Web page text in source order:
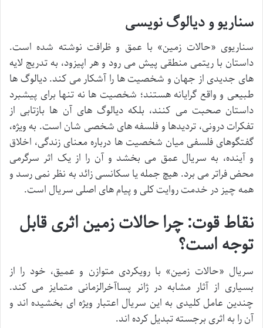
سناریو و دیالوگ نویسی
سناریوی «حالات زمین» با عمق و ظرافت نوشته شده است.
داستان با ریتمی منطقی پیش می رود و هر اپیزود، به تدریج لایه
های جدیدی از جهان و شخصیت ها را آشکار می کند. دیالوگ ها
طبیعی و واقع گرایانه هستند؛ شخصیت ها نه تنها برای پیشبرد
داستان صحبت می کنند، بلکه دیالوگ های آن ها بازتابی از
تفکرات درونی، تردیدها و فلسفه های شخصی شان است. به ویژه،
گفتگوهای فلسفی میان شخصیت ها درباره معنای زندگی، اخلاق
و آینده، به سریال عمق می بخشد و آن را از یک اثر سرگرمی
محض فراتر می برد. هیچ جمله یا سکانسی زائد به نظر نمی رسد و
همه چیز در خدمت روایت کلی و پیام های اصلی سریال است.
نقاط قوت: چرا حالات زمین اثری قابل
توجه است؟
سریال «حالات زمین» با رویکردی متوازن و عمیق، خود را از
بسیاری از آثار مشابه در ژانر پساآخرالزمانی متمایز می کند.
چندین عامل کلیدی به این سریال اعتبار ویژه ای بخشیده اند و
آن را به اثری برجسته تبدیل کرده اند.